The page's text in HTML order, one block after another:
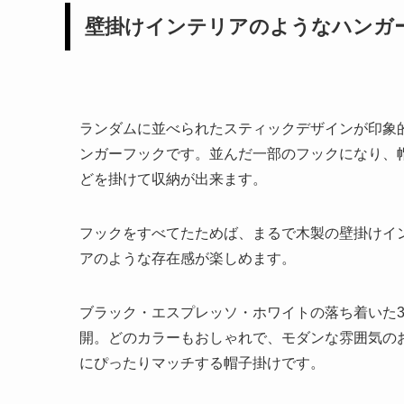
壁掛けインテリアのようなハンガ
ランダムに並べられたスティックデザインが印象
ンガーフックです。並んだ一部のフックになり、
どを掛けて収納が出来ます。
フックをすべてたためば、まるで木製の壁掛けイ
アのような存在感が楽しめます。
ブラック・エスプレッソ・ホワイトの落ち着いた
開。どのカラーもおしゃれで、モダンな雰囲気の
にぴったりマッチする帽子掛けです。